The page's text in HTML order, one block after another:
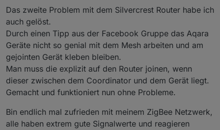
Das zweite Problem mit dem Silvercrest Router habe ich
auch gelöst.
Durch einen Tipp aus der Facebook Gruppe das Aqara
Geräte nicht so genial mit dem Mesh arbeiten und am
gejointen Gerät kleben bleiben.
Man muss die explizit auf den Router joinen, wenn
dieser zwischen dem Coordinator und dem Gerät liegt.
Gemacht und funktioniert nun ohne Probleme.
Bin endlich mal zufrieden mit meinem ZigBee Netzwerk,
alle haben extrem gute Signalwerte und reagieren